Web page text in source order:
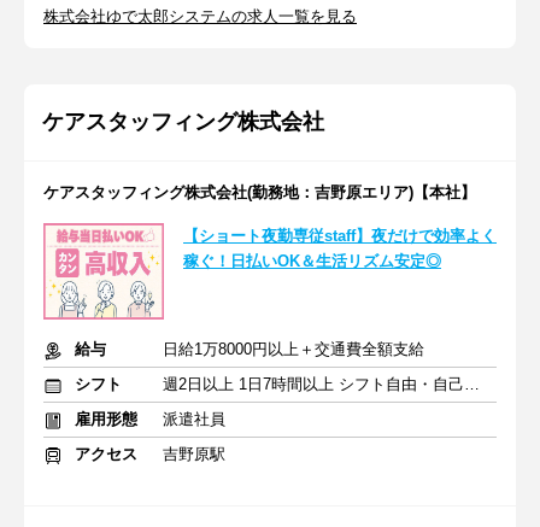
株式会社ゆで太郎システムの求人一覧を見る
ケアスタッフィング株式会社
ケアスタッフィング株式会社(勤務地：吉野原エリア)【本社】
【ショート夜勤専従staff】夜だけで効率よく
稼ぐ！日払いOK＆生活リズム安定◎
給与
日給1万8000円以上＋交通費全額支給
シフト
週2日以上 1日7時間以上 シフト自由・自己申告
雇用形態
派遣社員
アクセス
吉野原駅